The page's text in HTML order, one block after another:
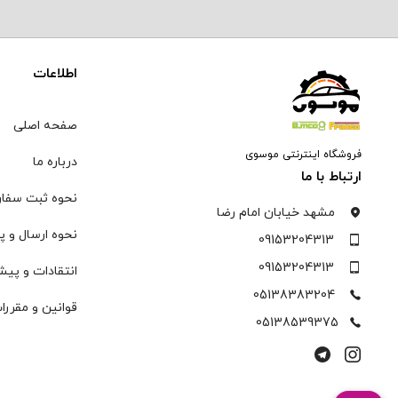
فروشگاه اینترنتی موسوی
ارتباط با ما
مشهد خیابان امام رضا
09153204313
09153204313
05138383204
05138539375
اطلاعات
صفحه اصلی
درباره ما
نحوه ثبت
نحوه ارسال و
انتقادات و
قوانین و